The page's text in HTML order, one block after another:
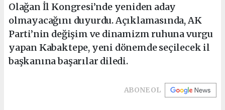
Olağan İl Kongresi’nde yeniden aday
olmayacağını duyurdu. Açıklamasında, AK
Parti’nin değişim ve dinamizm ruhuna vurgu
yapan Kabaktepe, yeni dönemde seçilecek il
başkanına başarılar diledi.
ABONE OL